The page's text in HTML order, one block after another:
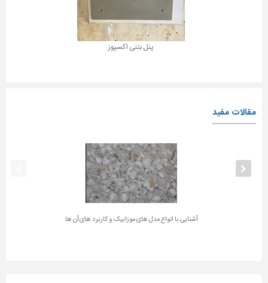
پنل بتنی اکسپوز
مقالات مفید
آشنایی با انواع مدل های موزاییک و کاربرد های آن ها